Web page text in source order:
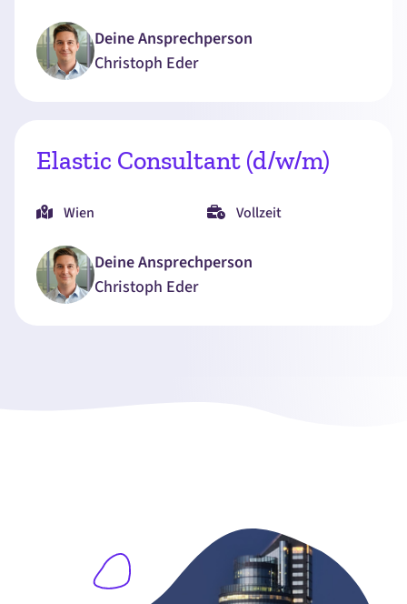
Deine Ansprechperson
Christoph Eder
Elastic Consultant (d/w/m)
Wien Vollzeit
Deine Ansprechperson
Christoph Eder